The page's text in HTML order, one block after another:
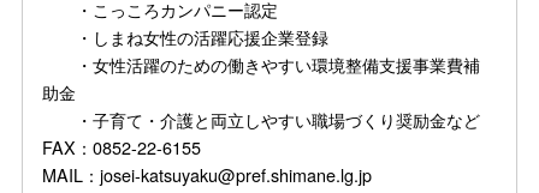
・こっころカンパニー認定
・しまね女性の活躍応援企業登録
・女性活躍のための働きやすい環境整備支援事業費補
助金
・子育て・介護と両立しやすい職場づくり奨励金など
FAX：0852-22-6155
MAIL：josei-katsuyaku@pref.shimane.lg.jp